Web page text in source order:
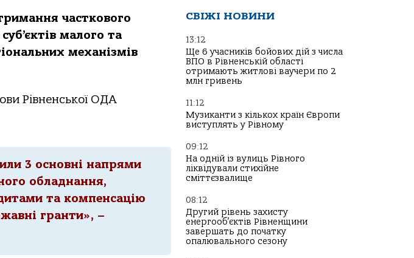
часткового
малого та
механізмів
Рівненської ОДА
3 основні напрями
обладнання,
та компенсацію
гранти», –
СВІЖІ НОВИНИ
13:12
Ще 6 учасників бойових дій з числа
ВПО в Рівненській області
отримають житлові ваучери по 2
млн гривень
11:12
Музиканти з кількох країн Європи
виступлять у Рівному
09:12
На одній із вулиць Рівного
ліквідували стихійне
сміттєзвалище
08:12
Другий рівень захисту
енергооб’єктів Рівненщини
завершать до початку
опалювального сезону